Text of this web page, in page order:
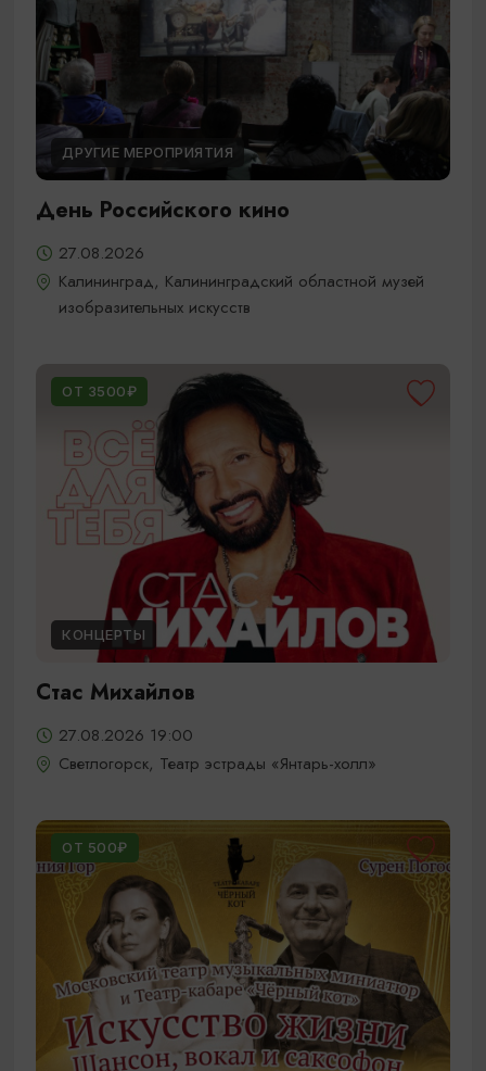
ДРУГИЕ МЕРОПРИЯТИЯ
День Российского кино
27.08.2026
Калининград, Калининградский областной музей
изобразительных искусств
ОТ 3500₽
КОНЦЕРТЫ
Стас Михайлов
27.08.2026 19:00
Светлогорск, Театр эстрады «Янтарь-холл»
ОТ 500₽